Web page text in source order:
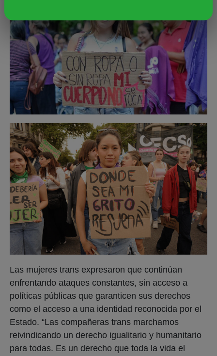
Las mujeres trans expresaron que continúan
enfrentando ataques constantes, sin acceso a
políticas públicas que garanticen sus derechos
como el acceso a una identidad reconocida por el
Estado. “Las compañeras trans marchamos
reivindicando un derecho igualitario y humanitario
para todas. Es un derecho que toda la vida el